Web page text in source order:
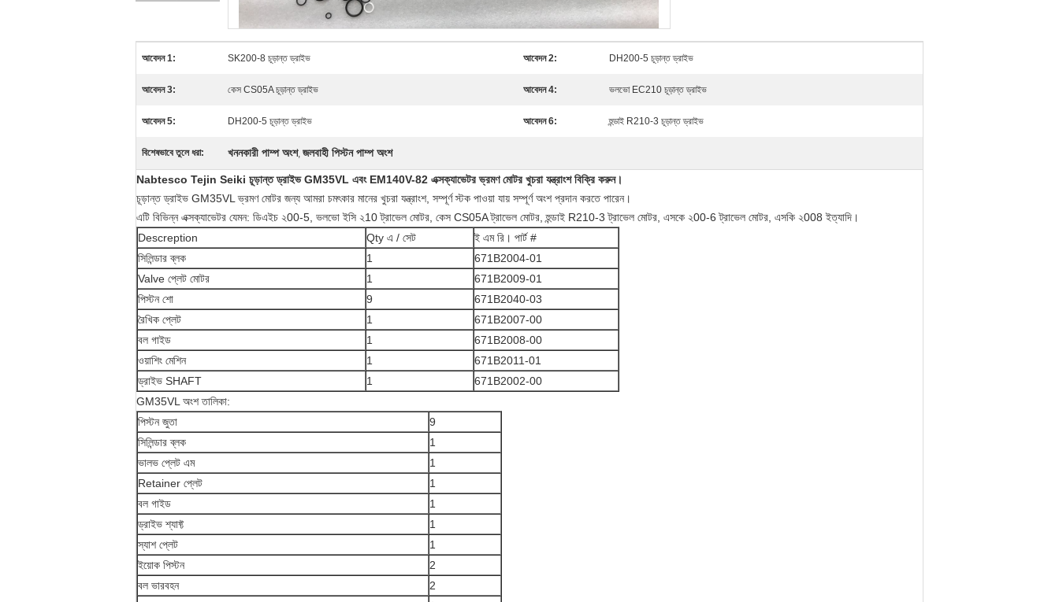
আবেদন 1: SK200-8 চূড়ান্ত ড্রাইভ আবেদন 2: DH200-5 চূড়ান্ত ড্রাইভ
আবেদন 3: কেস CS05A চূড়ান্ত ড্রাইভ আবেদন 4: ভলভো EC210 চূড়ান্ত ড্রাইভ
আবেদন 5: DH200-5 চূড়ান্ত ড্রাইভ আবেদন 6: হুন্ডাই R210-3 চূড়ান্ত ড্রাইভ
বিশেষভাবে তুলে ধরা: খননকারী পাম্প অংশ, জলবাহী পিস্টন পাম্প অংশ
Nabtesco Tejin Seiki চূড়ান্ত ড্রাইভ GM35VL এবং EM140V-82 এক্সক্যাভেটর ভ্রমণ মোটর খুচরা যন্ত্রাংশ বিক্রি করুন।
চূড়ান্ত ড্রাইভ GM35VL ভ্রমণ মোটর জন্য আমরা চমৎকার মানের খুচরা যন্ত্রাংশ, সম্পূর্ণ স্টক পাওয়া যায় সম্পূর্ণ অংশ প্রদান করতে পারেন।
এটি বিভিন্ন এক্সক্যাভেটর যেমন: ডিএইচ ২00-5, ভলভো ইসি ২10 ট্রাভেল মোটর, কেস CS05A ট্রাভেল মোটর, হুন্ডাই R210-3 ট্রাভেল মোটর, এসকে ২00-6 ট্রাভেল মোটর, এসকি ২008 ইত্যাদি।
Descreption
Qty এ / সেট
ই এম রি। পার্ট #
সিলিন্ডার ব্লক
1
671B2004-01
Valve প্লেট মোটর
1
671B2009-01
পিস্টন শো
9
671B2040-03
রৈখিক প্লেট
1
671B2007-00
বল গাইড
1
671B2008-00
ওয়াশিং মেশিন
1
671B2011-01
ড্রাইভ SHAFT
1
671B2002-00
GM35VL অংশ তালিকা:
পিস্টন জুতা
9
সিলিন্ডার ব্লক
1
ভালভ প্লেট এম
1
Retainer প্লেট
1
বল গাইড
1
ড্রাইভ শ্যাফ্ট
1
স্যাশ প্লেট
1
ইয়োক পিস্টন
2
বল ভারবহন
2